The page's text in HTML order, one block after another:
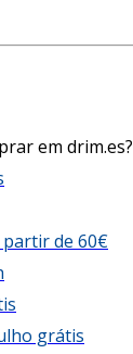
em drim.es?
de 60€
grátis